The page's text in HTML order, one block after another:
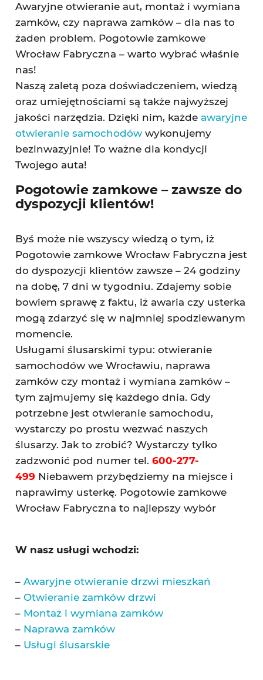
Awaryjne otwieranie aut, montaż i wymiana
zamków, czy naprawa zamków – dla nas to
żaden problem. Pogotowie zamkowe
Wrocław Fabryczna – warto wybrać właśnie
nas!
Naszą zaletą poza doświadczeniem, wiedzą
oraz umiejętnościami są także najwyższej
jakości narzędzia. Dzięki nim, każde awaryjne
otwieranie samochodówwykonujemy
bezinwazyjnie! To ważne dla kondycji
Twojego auta!
Pogotowie zamkowe – zawsze do
dyspozycji klientów!
Byś może nie wszyscy wiedzą o tym, iż
Pogotowie zamkowe Wrocław Fabryczna jest
do dyspozycji klientów zawsze – 24 godziny
na dobę, 7 dni w tygodniu. Zdajemy sobie
bowiem sprawę z faktu, iż awaria czy usterka
mogą zdarzyć się w najmniej spodziewanym
momencie.
Usługami ślusarskimi typu: otwieranie
samochodów we Wrocławiu, naprawa
zamków czy montaż i wymiana zamków –
tym zajmujemy się każdego dnia. Gdy
potrzebne jest otwieranie samochodu,
wystarczy po prostu wezwać naszych
ślusarzy. Jak to zrobić? Wystarczy tylko
zadzwonić pod numer tel. 600-277-
499Niebawem przybędziemy na miejsce i
naprawimy usterkę. Pogotowie zamkowe
Wrocław Fabryczna to najlepszy wybór
W nasz usługi wchodzi:
– Awaryjne otwieranie drzwi mieszkań
– Otwieranie zamków drzwi
– Montaż i wymiana zamków
– Naprawa zamków
– Usługi ślusarskie